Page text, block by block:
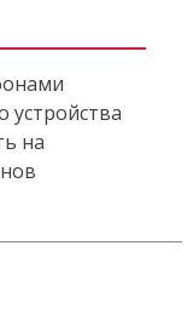
устройства
на